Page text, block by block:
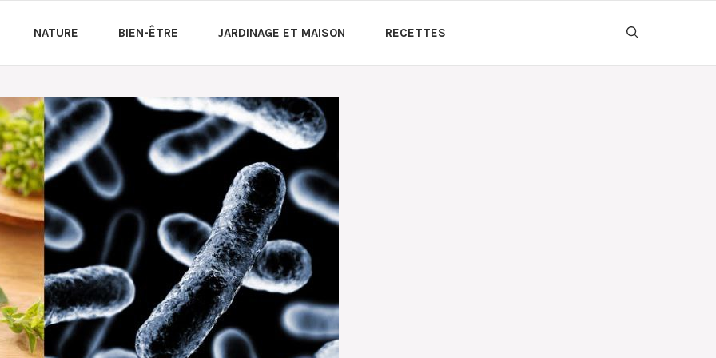
NATURE BIEN-ÊTRE JARDINAGE ET MAISON RECETTES